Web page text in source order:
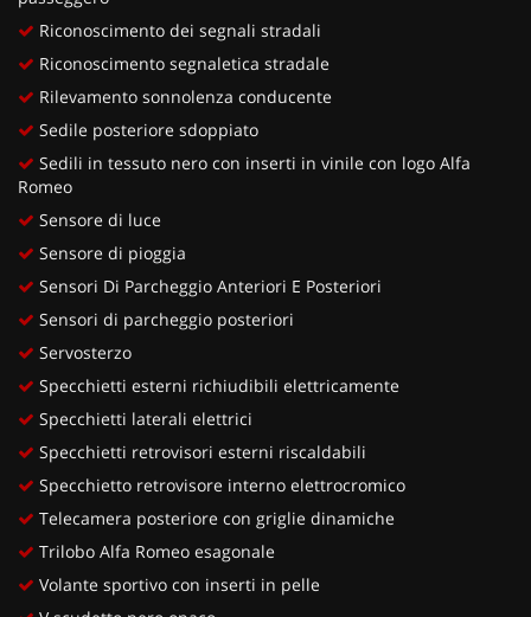
Riconoscimento dei segnali stradali
Riconoscimento segnaletica stradale
Rilevamento sonnolenza conducente
Sedile posteriore sdoppiato
Sedili in tessuto nero con inserti in vinile con logo Alfa
Romeo
Sensore di luce
Sensore di pioggia
Sensori Di Parcheggio Anteriori E Posteriori
Sensori di parcheggio posteriori
Servosterzo
Specchietti esterni richiudibili elettricamente
Specchietti laterali elettrici
Specchietti retrovisori esterni riscaldabili
Specchietto retrovisore interno elettrocromico
Telecamera posteriore con griglie dinamiche
Trilobo Alfa Romeo esagonale
Volante sportivo con inserti in pelle